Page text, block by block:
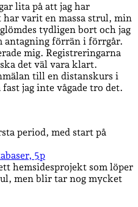
lita på att jag har
varit en massa strul, min
tydligen bort och jag
antagning förrän i förrgår.
mig. Registreringarna
det väl vara klart.
till en distanskurs i
jag inte vågade tro det.
period, med start på
5p
hemsidesprojekt som löper
men blir tar nog mycket